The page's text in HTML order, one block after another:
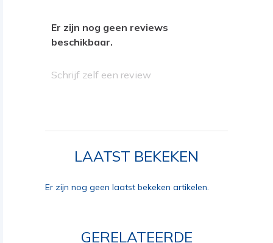
Er zijn nog geen reviews
beschikbaar.
Schrijf zelf een review
LAATST BEKEKEN
Er zijn nog geen laatst bekeken artikelen.
GERELATEERDE